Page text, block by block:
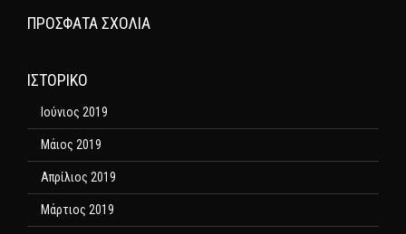
ΠΡΌΣΦΑΤΑ ΣΧΌΛΙΑ
ΙΣΤΟΡΙΚΌ
Ιούνιος 2019
Μάιος 2019
Απρίλιος 2019
Μάρτιος 2019